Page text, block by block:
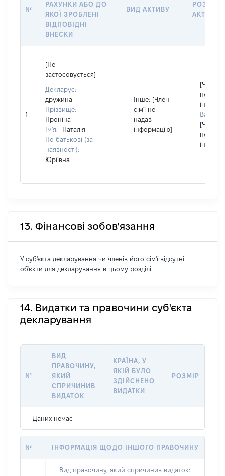
№
РАХУНКИ АБО ДО
ЯКОЇ ЗРОБЛЕНІ
ВІДПОВІДНІ
ВНЕСКИ
ВИД АКТИВУ
РОЗМІР
АКТИВУ
1
[Не
застосовується]
Декларує:
дружина
Прізвище:
Проніна
Ім'я:
Наталія
По батькові (за
наявності):
Юріївна
Інше: [Член
сім'ї не
надав
інформацію]
[Член
не
Валюта:
[Член
не
13. Фінансові зобов'язання
У суб'єкта декларування чи членів його сім'ї відсутні
об'єкти для декларування в цьому розділі.
14. Видатки та правочини суб'єкта
декларування
№
ВИД
ПРАВОЧИНУ,
ЯКИЙ
СПРИЧИНИВ
ВИДАТОК
КРАЇНА, У
ЯКІЙ БУЛО
ЗДІЙСНЕНО
ВИДАТКИ
РОЗМІР
Даних немає
№ ІНФОРМАЦІЯ ЩОДО ІНШОГО ПРАВОЧИНУ
Вид правочину, який спричинив видаток: